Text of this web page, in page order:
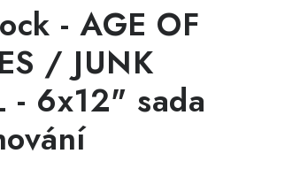
- AGE OF
/ JUNK
- 6x12" sada